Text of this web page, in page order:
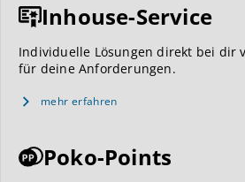
Inhouse-Service
Individuelle Lösungen direkt bei dir
für deine Anforderungen.
mehr erfahren
Poko-Points